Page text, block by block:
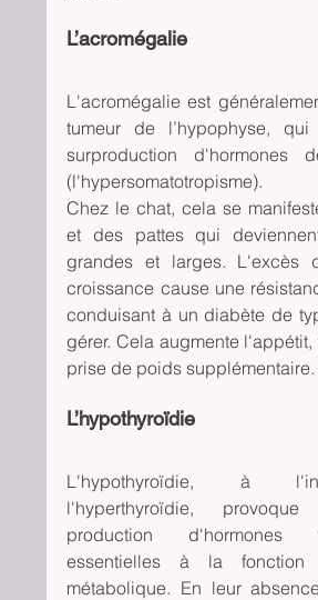
L’acromégalie
L'acromégalie est
tumeur de l’hypophyse,
surproduction d'hormones
(l'hypersomatotropisme).
Chez le chat, cela se
et des pattes qui
grandes et larges. L'excès
croissance cause une
conduisant à un diabète de
gérer. Cela augmente
prise de poids supplémentaire.
L’hypothyroïdie
L'hypothyroïdie, à
l'hyperthyroïdie,
production d'hormones
essentielles à la fonction
métabolique. En leur